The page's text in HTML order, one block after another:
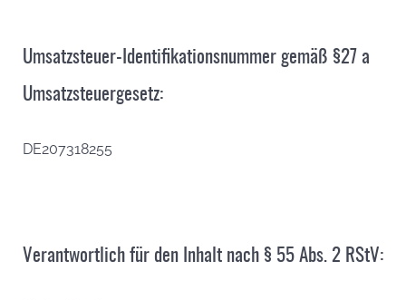
Umsatzsteuer-Identifikationsnummer gemäß §27 a
Umsatzsteuergesetz:
DE207318255
Verantwortlich für den Inhalt nach § 55 Abs. 2 RStV: